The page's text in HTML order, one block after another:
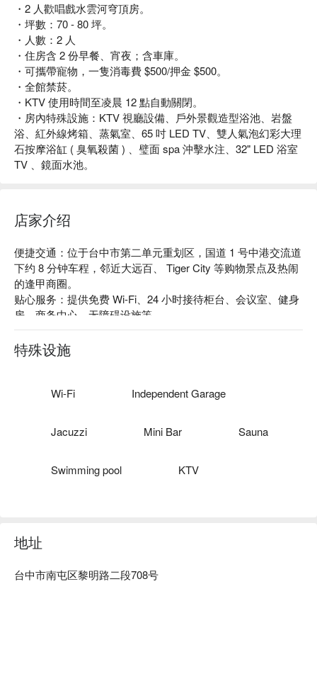
・2 人歡唱戲水雲河穹頂房。
・坪數：70 - 80 坪。
・人數：2 人
・住房含 2 份早餐、宵夜；含車庫。
・可攜帶寵物，一隻消毒費 $500/押金 $500。
・全館禁菸。
・KTV 使用時間至凌晨 12 點自動關閉。
・房內特殊設施：KTV 視廳設備、戶外景觀造型浴池、岩盤
浴、紅外線烤箱、蒸氣室、65 吋 LED TV、雙人氣泡幻彩大理
石按摩浴缸 ( 臭氧殺菌 ) 、璧面 spa 沖擊水注、32" LED 浴室
TV 、鏡面水池。
店家介绍
便捷交通：位于台中市第二单元重划区，国道 1 号中港交流道
下约 8 分钟车程，邻近大远百、 Tiger City 等购物景点及热闹
的逢甲商圈。
贴心服务：提供免费 Wi-Fi、24 小时接待柜台、会议室、健身
房、商务中心、无障碍设施等。
主题风格：低调奢华的设计，搭配宽敞的空间，专业级卫浴设
备及各式高级设施，让您享受最顶级的住宿环境。
特殊设施
Wi-Fi Independent Garage
Jacuzzi Mini Bar Sauna
Swimming pool KTV
地址
台中市南屯区黎明路二段708号